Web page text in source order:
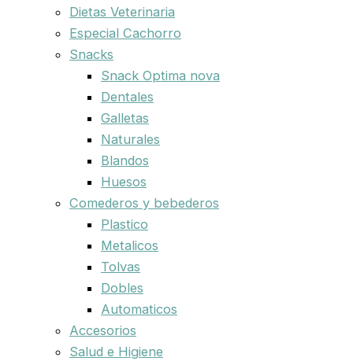
Dietas Veterinaria
Especial Cachorro
Snacks
Snack Optima nova
Dentales
Galletas
Naturales
Blandos
Huesos
Comederos y bebederos
Plastico
Metalicos
Tolvas
Dobles
Automaticos
Accesorios
Salud e Higiene